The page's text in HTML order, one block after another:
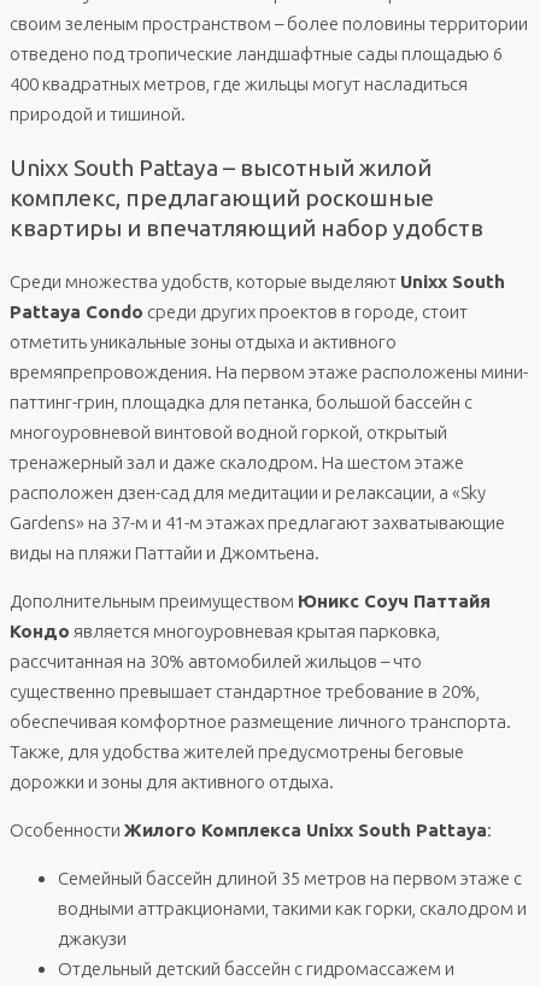
своим зеленым пространством – более половины территории
отведено под тропические ландшафтные сады площадью 6
400 квадратных метров, где жильцы могут насладиться
природой и тишиной.
Unixx South Pattaya – высотный жилой
комплекс, предлагающий роскошные
квартиры и впечатляющий набор удобств
Среди множества удобств, которые выделяют Unixx South
Pattaya Condo среди других проектов в городе, стоит
отметить уникальные зоны отдыха и активного
времяпрепровождения. На первом этаже расположены мини-
паттинг-грин, площадка для петанка, большой бассейн с
многоуровневой винтовой водной горкой, открытый
тренажерный зал и даже скалодром. На шестом этаже
расположен дзен-сад для медитации и релаксации, а «Sky
Gardens» на 37-м и 41-м этажах предлагают захватывающие
виды на пляжи Паттайи и Джомтьена.
Дополнительным преимуществом Юникс Соуч Паттайя
Кондо является многоуровневая крытая парковка,
рассчитанная на 30% автомобилей жильцов – что
существенно превышает стандартное требование в 20%,
обеспечивая комфортное размещение личного транспорта.
Также, для удобства жителей предусмотрены беговые
дорожки и зоны для активного отдыха.
Особенности Жилого Комплекса Unixx South Pattaya:
Семейный бассейн длиной 35 метров на первом этаже с
водными аттракционами, такими как горки, скалодром и
джакузи
Отдельный детский бассейн с гидромассажем и